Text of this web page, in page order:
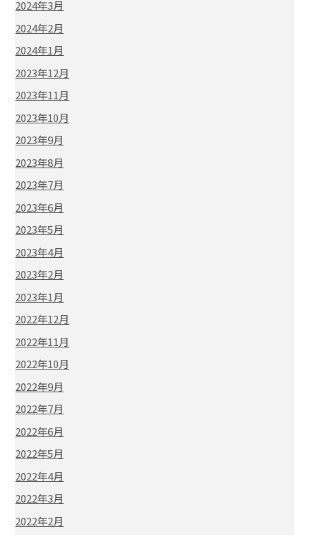
2024年3月
2024年2月
2024年1月
2023年12月
2023年11月
2023年10月
2023年9月
2023年8月
2023年7月
2023年6月
2023年5月
2023年4月
2023年2月
2023年1月
2022年12月
2022年11月
2022年10月
2022年9月
2022年7月
2022年6月
2022年5月
2022年4月
2022年3月
2022年2月